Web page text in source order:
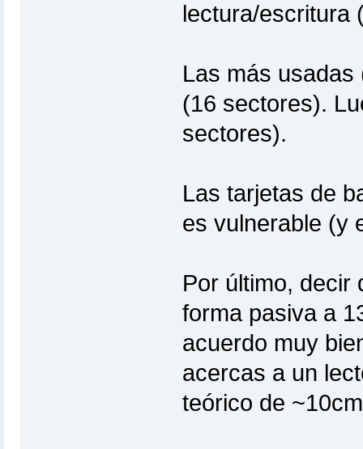
lectura/escritura
Las más
(16 sectores).
sectores).
Las tarjetas de
es vulnerable (y
Por último, decir
forma pasiva a
acuerdo muy
acercas a un
teórico de ~10cm